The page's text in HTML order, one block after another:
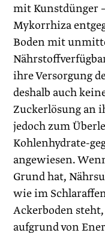
mit Kunstdünger
Mykorrhiza
Boden mit
ihre Versorgung
deshalb auch
Zuckerlösung an
jedoch zum
Kohlenhydrate-
angewiesen.
Grund hat,
wie im
Ackerboden
aufgrund von